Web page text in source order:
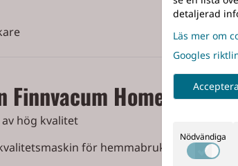
Finnvacum Home
hög kvalitet
för hemmabruk.
detaljerad
Läs mer om
Googles
Nödvändiga